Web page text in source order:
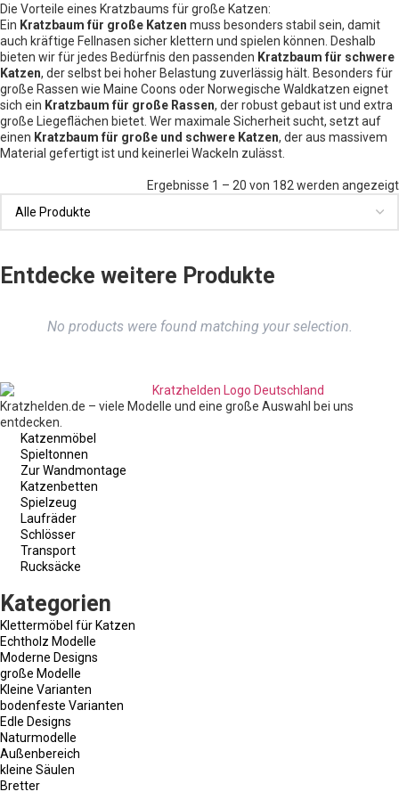
Die Vorteile eines Kratzbaums für große Katzen:
Ein Kratzbaum für große Katzen muss besonders stabil sein, damit
auch kräftige Fellnasen sicher klettern und spielen können. Deshalb
bieten wir für jedes Bedürfnis den passenden Kratzbaum für schwere
Katzen, der selbst bei hoher Belastung zuverlässig hält. Besonders für
große Rassen wie Maine Coons oder Norwegische Waldkatzen eignet
sich ein Kratzbaum für große Rassen, der robust gebaut ist und extra
große Liegeflächen bietet. Wer maximale Sicherheit sucht, setzt auf
einen Kratzbaum für große und schwere Katzen, der aus massivem
Material gefertigt ist und keinerlei Wackeln zulässt.
Ergebnisse 1 – 20 von 182 werden angezeigt
Entdecke weitere Produkte
No products were found matching your selection.
Kratzhelden.de – viele Modelle und eine große Auswahl bei uns
entdecken.
Katzenmöbel
Spieltonnen
Zur Wandmontage
Katzenbetten
Spielzeug
Laufräder
Schlösser
Transport
Rucksäcke
Kategorien
Klettermöbel für Katzen
Echtholz Modelle
Moderne Designs
große Modelle
Kleine Varianten
bodenfeste Varianten
Edle Designs
Naturmodelle
Außenbereich
kleine Säulen
Bretter